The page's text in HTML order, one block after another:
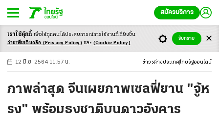
สมัครบริการ
-ก ก ก+
12 มิ.ย. 2564 11:57 น. ข่าว ต่างประเทศ ไทยรัฐออนไลน์
ภาพล่าสุด จีนเผยภาพเซลฟี่ยาน "จู้ห
รง" พร้อมธงชาติบนดาวอังคาร
เราใช้คุ้กกี้ เพื่อให้ทุกคนได้ประสบการณ์การใช้งานที่ดียิ่งขึ้น
อ่านเพิ่มเติมคลิก (Privacy Policy) และ (Cookie Policy)
รับทราบ